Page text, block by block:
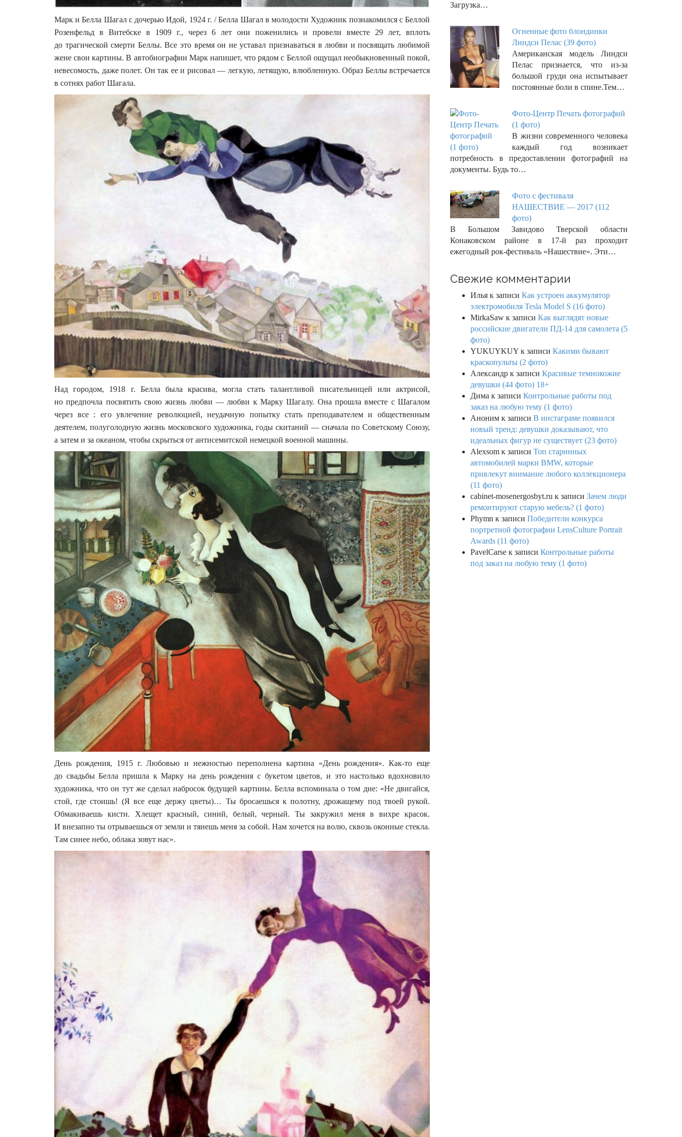
Марк и Белла Шагал с дочерью Идой, 1924 г. / Белла Шагал в молодости Художник познакомился с Беллой
Розенфельд в Витебске в 1909 г., через 6 лет они поженились и провели вместе 29 лет, вплоть
до трагической смерти Беллы. Все это время он не уставал признаваться в любви и посвящать любимой
жене свои картины. В автобиографии Марк напишет, что рядом с Беллой ощущал необыкновенный покой,
невесомость, даже полет. Он так ее и рисовал — легкую, летящую, влюбленную. Образ Беллы встречается
в сотнях работ Шагала.
Над городом, 1918 г. Белла была красива, могла стать талантливой писательницей или актрисой,
но предпочла посвятить свою жизнь любви — любви к Марку Шагалу. Она прошла вместе с Шагалом
через все : его увлечение революцией, неудачную попытку стать преподавателем и общественным
деятелем, полуголодную жизнь московского художника, годы скитаний — сначала по Советскому Союзу,
а затем и за океаном, чтобы скрыться от антисемитской немецкой военной машины.
День рождения, 1915 г. Любовью и нежностью переполнена картина «День рождения». Как-то еще
до свадьбы Белла пришла к Марку на день рождения с букетом цветов, и это настолько вдохновило
художника, что он тут же сделал набросок будущей картины. Белла вспоминала о том дне: «Не двигайся,
стой, где стоишь! (Я все еще держу цветы)… Ты бросаешься к полотну, дрожащему под твоей рукой.
Обмакиваешь кисти. Хлещет красный, синий, белый, черный. Ты закружил меня в вихре красок.
И внезапно ты отрываешься от земли и тянешь меня за собой. Нам хочется на волю, сквозь оконные стекла.
Там синее небо, облака зовут нас».
Загрузка…
Огненные фото блондинки
Линдси Пелас (39 фото)
Американская модель Линдси
Пелас признается, что из-за
большой груди она испытывает
постоянные боли в спине.Тем…
Фото-Центр Печать фотографий
(1 фото)
В жизни современного человека
каждый год возникает
потребность в предоставлении фотографий на
документы. Будь то…
Фото с фестиваля
НАШЕСТВИЕ — 2017 (112
фото)
В Большом Завидово Тверской области
Конаковском районе в 17-й раз проходит
ежегодный рок-фестиваль «Нашествие». Эти…
Свежие комментарии
Илья к записи Как устроен аккумулятор
электромобиля Tesla Model S (16 фото)
MirkaSaw к записи Как выглядят новые
российские двигатели ПД-14 для самолета (5
фото)
YUKUYKUY к записи Какими бывают
краскопульты (2 фото)
Александр к записи Красивые темнокожие
девушки (44 фото) 18+
Дима к записи Контрольные работы под
заказ на любую тему (1 фото)
Аноним к записи В инстаграме появился
новый тренд: девушки доказывают, что
идеальных фигур не существует (23 фото)
Alexsom к записи Топ старинных
автомобилей марки BMW, которые
привлекут внимание любого коллекционера
(11 фото)
cabinet-mosenergosbyt.ru к записи Зачем люди
ремонтируют старую мебель? (1 фото)
Phymn к записи Победители конкурса
портретной фотографии LensCulture Portrait
Awards (11 фото)
PavelCarse к записи Контрольные работы
под заказ на любую тему (1 фото)